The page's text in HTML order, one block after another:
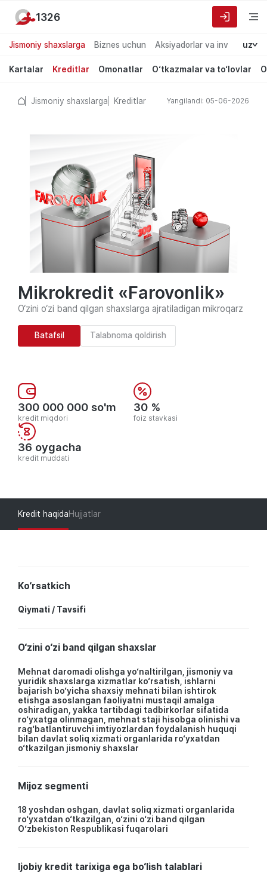
Jismoniy shaxslarga Biznes uchun Aksiyadorlar va investorlarga
uz
Kartalar Kreditlar Omonatlar O‘tkazmalar va to‘lovlar
1326
Jismoniy shaxslarga Kreditlar Yangilandi: 05-06-2026
Mikrokredit «Farovonlik»
O‘zini o‘zi band qilgan shaxslarga ajratiladigan mikroqarz
Batafsil Talabnoma qoldirish
300 000 000 so'm
kredit miqdori
30 %
foiz stavkasi
36 oygacha
kredit muddati
Kredit haqidaHujjatlar
Ko‘rsatkich
Qiymati / Tavsifi
O‘zini o‘zi band qilgan shaxslar
Mehnat daromadi olishga yo‘naltirilgan, jismoniy va
yuridik shaxslarga xizmatlar ko‘rsatish, ishlarni
bajarish bo‘yicha shaxsiy mehnati bilan ishtirok
etishga asoslangan faoliyatni mustaqil amalga
oshiradigan, yakka tartibdagi tadbirkorlar sifatida
ro‘yxatga olinmagan, mehnat staji hisobga olinishi va
rag‘batlantiruvchi imtiyozlardan foydalanish huquqi
bilan davlat soliq xizmati organlarida ro‘yxatdan
o‘tkazilgan jismoniy shaxslar
Mijoz segmenti
18 yoshdan oshgan, davlat soliq xizmati organlarida
ro‘yxatdan o‘tkazilgan, o‘zini o‘zi band qilgan
O‘zbekiston Respublikasi fuqarolari
Ijobiy kredit tarixiga ega bo‘lish talablari